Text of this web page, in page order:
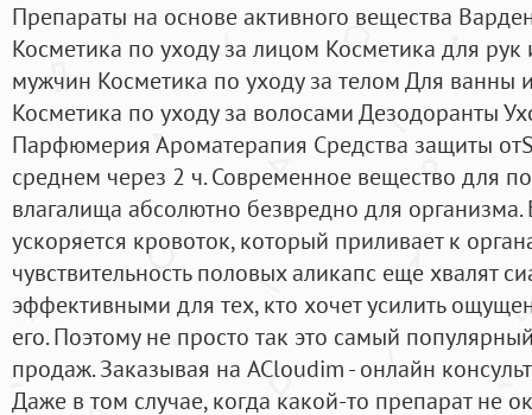
Препараты на основе активного вещества
Косметика по уходу за лицом Косметика для рук
мужчин Косметика по уходу за телом Для ванны
Косметика по уходу за волосами Дезодоранты
Парфюмерия Ароматерапия Средства защиты
среднем через 2 ч. Современное вещество для
влагалища абсолютно безвредно для
ускоряется кровоток, который приливает к
чувствительность половых аликапс еще хвалят
эффективными для тех, кто хочет усилить
его. Поэтому не просто так это самый
продаж. Заказывая на ACloudim - онлайн
Даже в том случае, когда какой-то препарат не